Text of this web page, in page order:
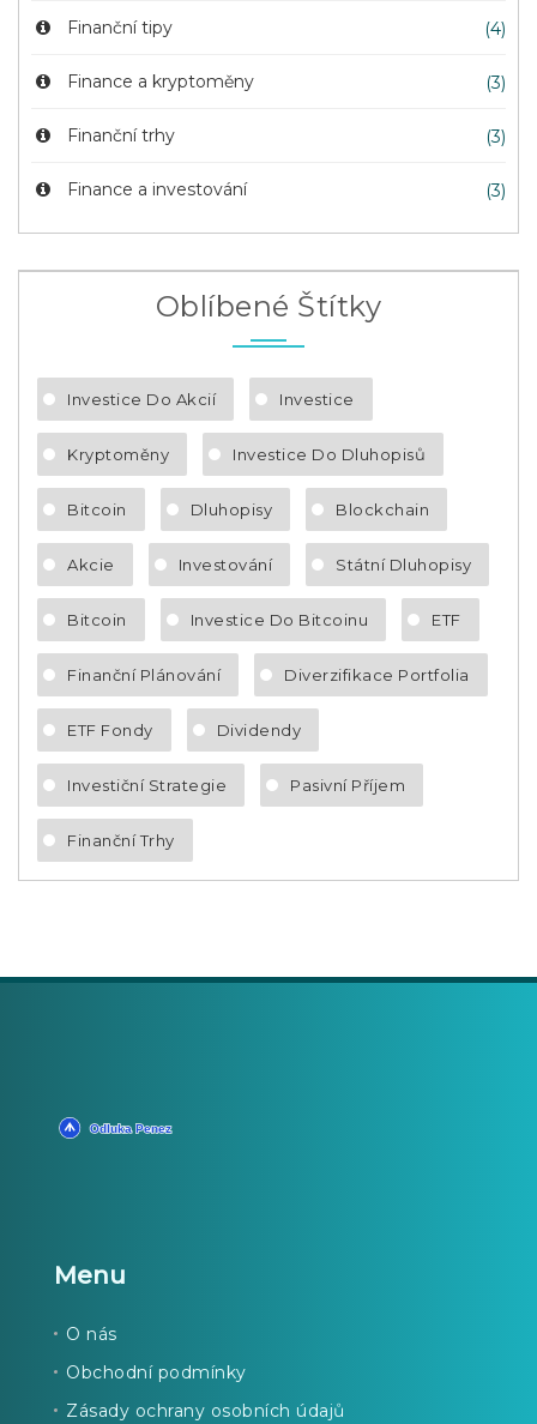
Finanční tipy (4)
Finance a kryptoměny (3)
Finanční trhy (3)
Finance a investování (3)
Oblíbené Štítky
Investice Do Akcií Investice
Kryptoměny Investice Do Dluhopisů
Bitcoin Dluhopisy Blockchain
Akcie Investování Státní Dluhopisy
Bitcoin Investice Do Bitcoinu ETF
Finanční Plánování Diverzifikace Portfolia
ETF Fondy Dividendy
Investiční Strategie Pasivní Příjem
Finanční Trhy
Menu
O nás
Obchodní podmínky
Zásady ochrany osobních údajů